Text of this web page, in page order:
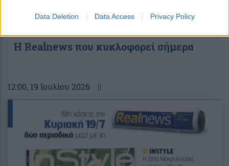
Data Deletion Data Access Privacy Policy
Η Realnews που κυκλοφορεί σήμερα
12:00, 19 Ιουλίου 2026 ||